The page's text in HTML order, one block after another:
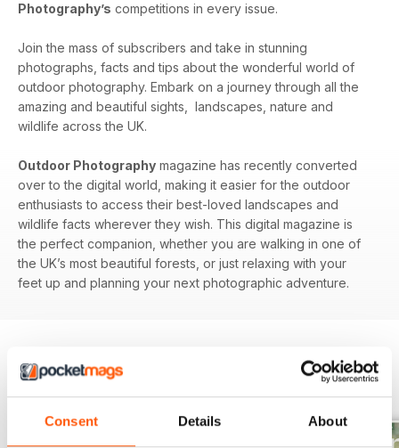
Consent Details About
Photography’s competitions in every issue.
Join the mass of subscribers and take in stunning
photographs, facts and tips about the wonderful world of
outdoor photography. Embark on a journey through all the
amazing and beautiful sights, landscapes, nature and
wildlife across the UK.
Outdoor Photography magazine has recently converted
over to the digital world, making it easier for the outdoor
enthusiasts to access their best-loved landscapes and
wildlife facts wherever they wish. This digital magazine is
the perfect companion, whether you are walking in one of
the UK’s most beautiful forests, or just relaxing with your
feet up and planning your next photographic adventure.
EDIZIONI INDIETRO Visualizza tutti